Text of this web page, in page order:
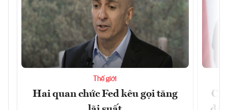
Thế giới
Hai quan chức Fed kêu gọi tăng